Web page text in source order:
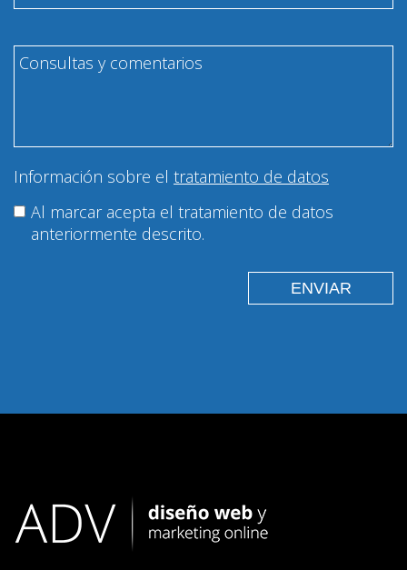
Información sobre el tratamiento de datos
Al marcar acepta el tratamiento de datos
anteriormente descrito.